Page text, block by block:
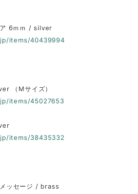
ア 6ｍｍ / silver
items/40439994
（Mサイズ）
items/45027653
items/38435332
ッセージ / brass